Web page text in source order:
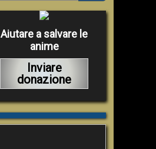
Aiutare a salvare le
anime
Inviare
donazione